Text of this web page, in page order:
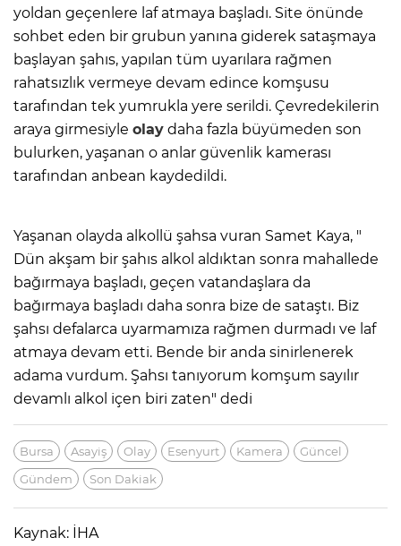
yoldan geçenlere laf atmaya başladı. Site önünde
sohbet eden bir grubun yanına giderek sataşmaya
başlayan şahıs, yapılan tüm uyarılara rağmen
rahatsızlık vermeye devam edince komşusu
tarafından tek yumrukla yere serildi. Çevredekilerin
araya girmesiyle olay daha fazla büyümeden son
bulurken, yaşanan o anlar güvenlik kamerası
tarafından anbean kaydedildi.
Yaşanan olayda alkollü şahsa vuran Samet Kaya, "
Dün akşam bir şahıs alkol aldıktan sonra mahallede
bağırmaya başladı, geçen vatandaşlara da
bağırmaya başladı daha sonra bize de sataştı. Biz
şahsı defalarca uyarmamıza rağmen durmadı ve laf
atmaya devam etti. Bende bir anda sinirlenerek
adama vurdum. Şahsı tanıyorum komşum sayılır
devamlı alkol içen biri zaten" dedi
Bursa Asayiş Olay Esenyurt Kamera
Güncel
Gündem
Son Dakiak
Kaynak: İHA